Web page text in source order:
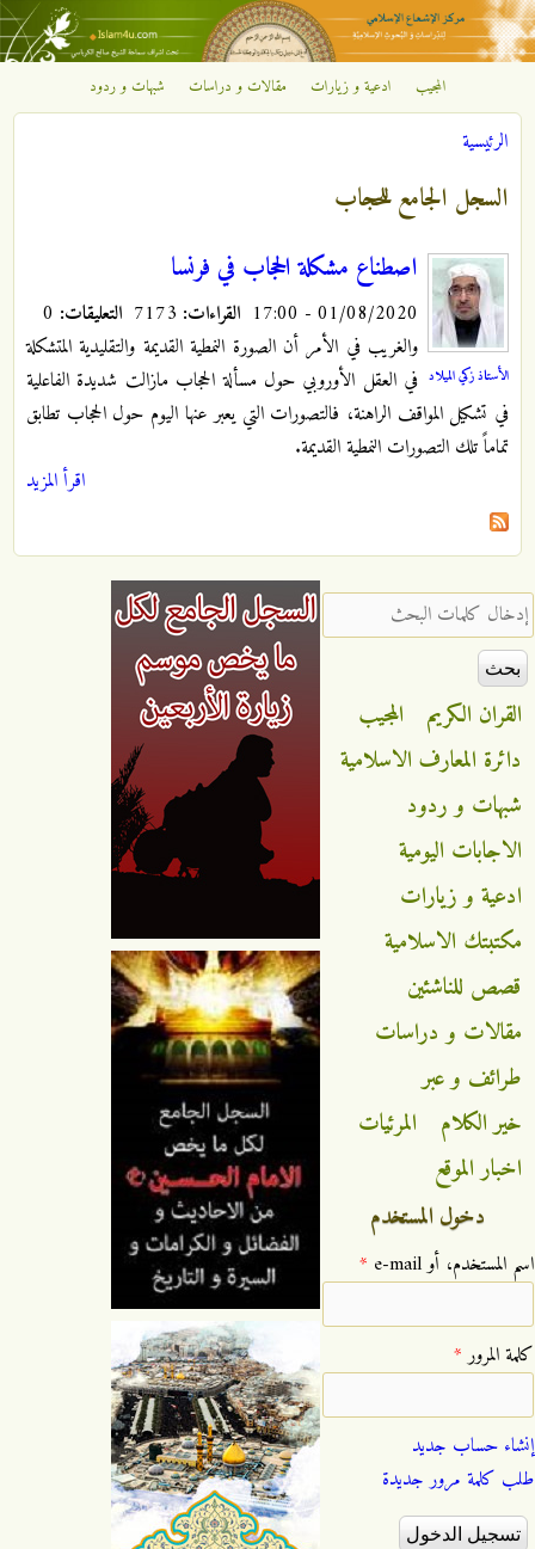
تجاوز إلى المحتوى الرئيسي
مركز
الإشعاع
الإسلامي
المجيب ادعية و زيارات مقالات و دراسات شبهات و ردود
أنت هنا
الرئيسية
السجل الجامع للحجاب
الأستاذ زكي الميلاد
اصطناع مشكلة الحجاب في فرنسا
01/08/2020 - 17:00 القراءات: التعليقات:
والغريب في الأمر أن الصورة النمطية القديمة والتقليدية المتشكلة
في العقل الأوروبي حول مسألة الحجاب مازالت شديدة الفاعلية
في تشكيل المواقف الراهنة، فالتصورات التي يعبر عنها اليوم حول الحجاب تطابق
تماماً تلك التصورات النمطية القديمة.
اقرأ المزيد
‏إدخال كلمات البحث ‏
القران الكريم
المجيب
دائرة المعارف الاسلامية
شبهات و ردود
الاجابات اليومية
ادعية و زيارات
مكتبتك الاسلامية
قصص للناشئين
مقالات و دراسات
طرائف و عبر
خير الكلام
المرئيات
اخبار الموقع
دخول المستخدم
‏اسم المستخدم، أو e-mail ‏ *
‏كلمة المرور ‏*
إنشاء حساب جديد
طلب كلمة مرور جديدة